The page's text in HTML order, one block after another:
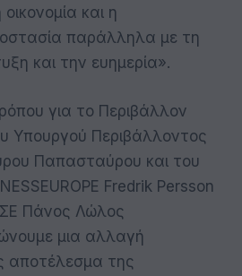
και η
παράλληλα με τη
και την ευημερία».
για το Περιβάλλον
Υπουργού Περιβάλλοντος
Παπασταύρου και του
Fredrik Persson
Πάνος Λώλος
μια αλλαγή
αποτέλεσμα της